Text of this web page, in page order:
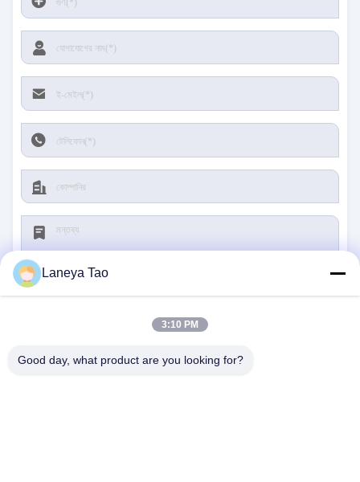
জমা দিন
Laneya Tao
3:10 PM
Good day, what product are you looking for?